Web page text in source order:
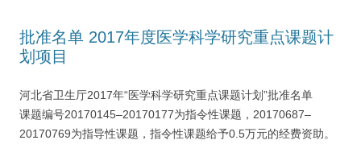
批准名单 2017年度医学科学研究重点课题计
划项目
河北省卫生厅2017年“医学科学研究重点课题计划”批准名单
课题编号20170145–20170177为指令性课题，20170687–
20170769为指导性课题，指令性课题给予0.5万元的经费资助。